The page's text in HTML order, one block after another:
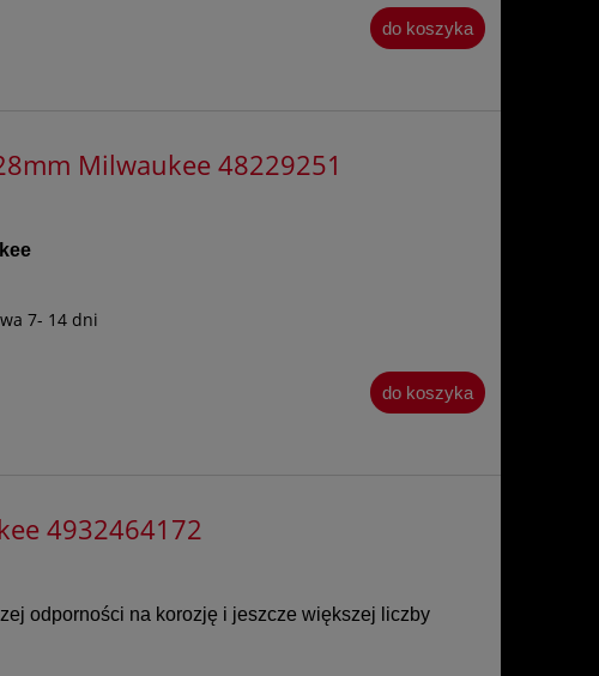
do koszyka
Milwaukee 48229251
7- 14 dni
do koszyka
4932464172
odporności na korozję i jeszcze większej liczby